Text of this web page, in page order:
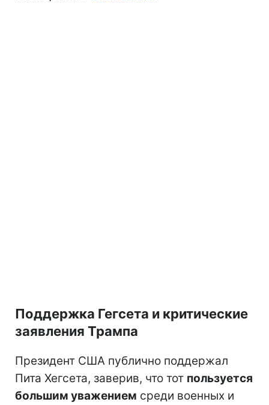
Поддержка Гегсета и критические
заявления Трампа
Президент США публично поддержал
Пита Хегсета, заверив, что тот пользуется
большим уважением среди военных и